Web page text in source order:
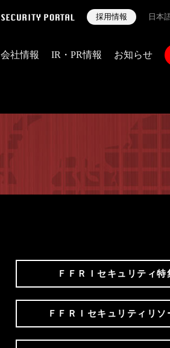
採用情報 日本
会社情報 IR・PR情報 お知らせ
ＦＦＲＩセキュリティ特
ＦＦＲＩセキュリティリソ